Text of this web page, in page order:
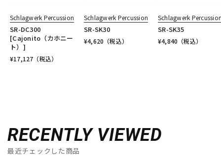
Schlagwerk Percussion
SR-DC300
[Cajonito（カホニー
ト）]
¥17,127 （税込）
Schlagwerk Percussion
SR-SK30
¥4,620 （税込）
Schlagwerk
SR-SK35
¥4,840 （税込）
RECENTLY VIEWED
最近チェックした商品